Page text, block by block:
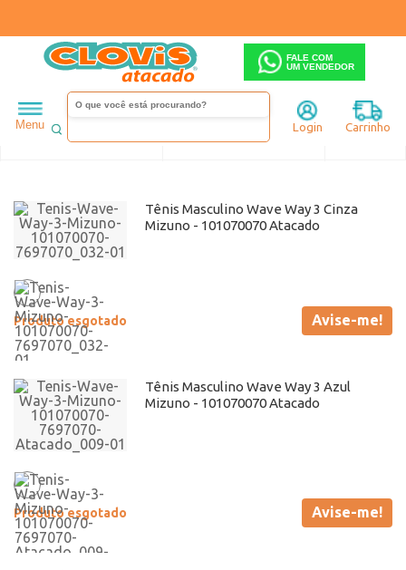
FALE COM
UM VENDEDOR
Menu Login Carrinho
Masculino Mizuno
Ordenar Filtrar
Tênis Masculino Wave Way 3 Cinza
Mizuno - 101070070 Atacado
Produto esgotado Avise-me!
Tênis Masculino Wave Way 3 Azul
Mizuno - 101070070 Atacado
Produto esgotado Avise-me!